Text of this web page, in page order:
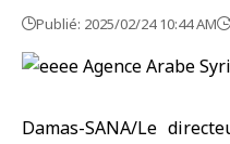
Publié: 2025/02/24 10:44 AM
Damas-SANA‏/Le directeur de la planification et la